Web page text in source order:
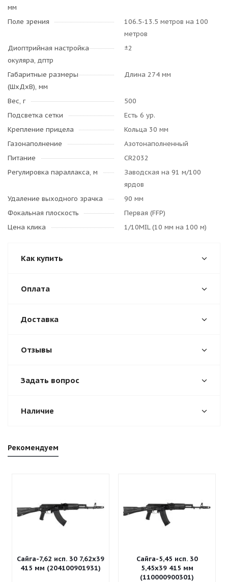
мм
Поле зрения
106.5-13.5 метров на 100
метров
Диоптрийная настройка
окуляра, дптр
±2
Габаритные размеры
(ШхДхВ), мм
Длина 274 мм
Вес, г
500
Подсветка сетки
Есть 6 ур.
Крепление прицела
Кольца 30 мм
Газонаполнение
Азотонаполненный
Питание
CR2032
Регулировка параллакса, м
Заводская на 91 м/100
ярдов
Удаление выходного зрачка
90 мм
Фокальная плоскость
Первая (FFP)
Цена клика
1/10MIL (10 мм на 100 м)
Как купить
Оплата
Доставка
Отзывы
Задать вопрос
Наличие
Рекомендуем
Сайга-7,62 исп. 30 7,62x39
415 мм (204100901931)
Сайга-5,45 исп. 30
5,45x39 415 мм
(110000900301)